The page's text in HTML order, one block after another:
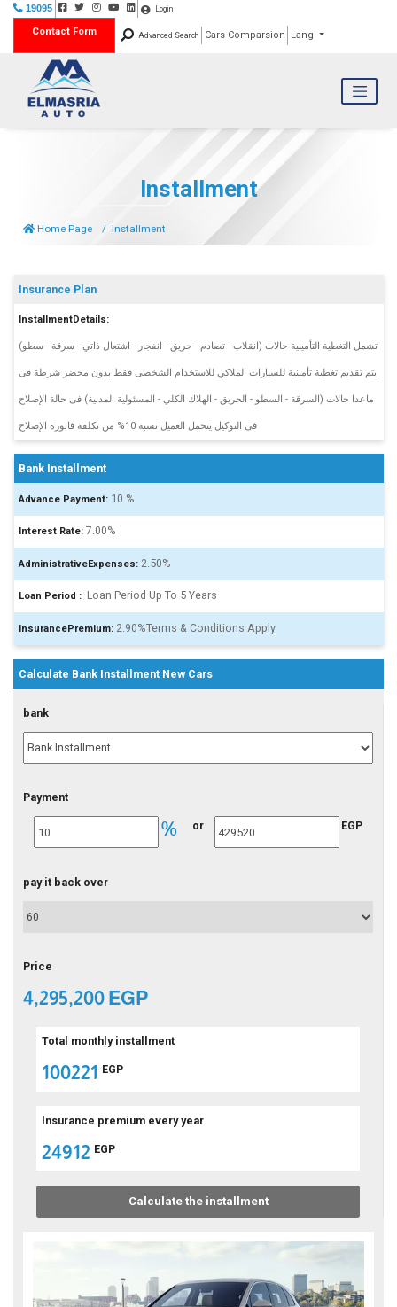
19095 Login
Contact Form Advanced Search Cars Comparsion Lang
Installment
Home Page Installment
Bank Installment
Advance Payment: 10 %
Interest Rate: 7.00%
AdministrativeExpenses: 2.50%
Loan Period : ‎ Loan Period Up To 5 Years
InsurancePremium: 2.90%Terms & Conditions Apply
Insurance Plan
InstallmentDetails:
تشمل التغطية التأمينية حالات (انقلاب - تصادم - حريق - انفجار - اشتعال ذاتي - سرقة - سطو)
يتم تقديم تغطية تأمينية للسيارات الملاكي للاستخدام الشخصى فقط بدون محضر شرطة فى
ماعدا حالات (السرقة - السطو - الحريق - الهلاك الكلي - المسئولية المدنية) فى حالة الإصلاح
فى التوكيل يتحمل العميل نسبة 10% من تكلفة فاتورة الإصلاح
Calculate Bank Installment New Cars
bank
Payment
% or EGP
pay it back over
Price
4,295,200 EGP
Total monthly installment
100221 EGP
Insurance premium every year
24912 EGP
Calculate the installment